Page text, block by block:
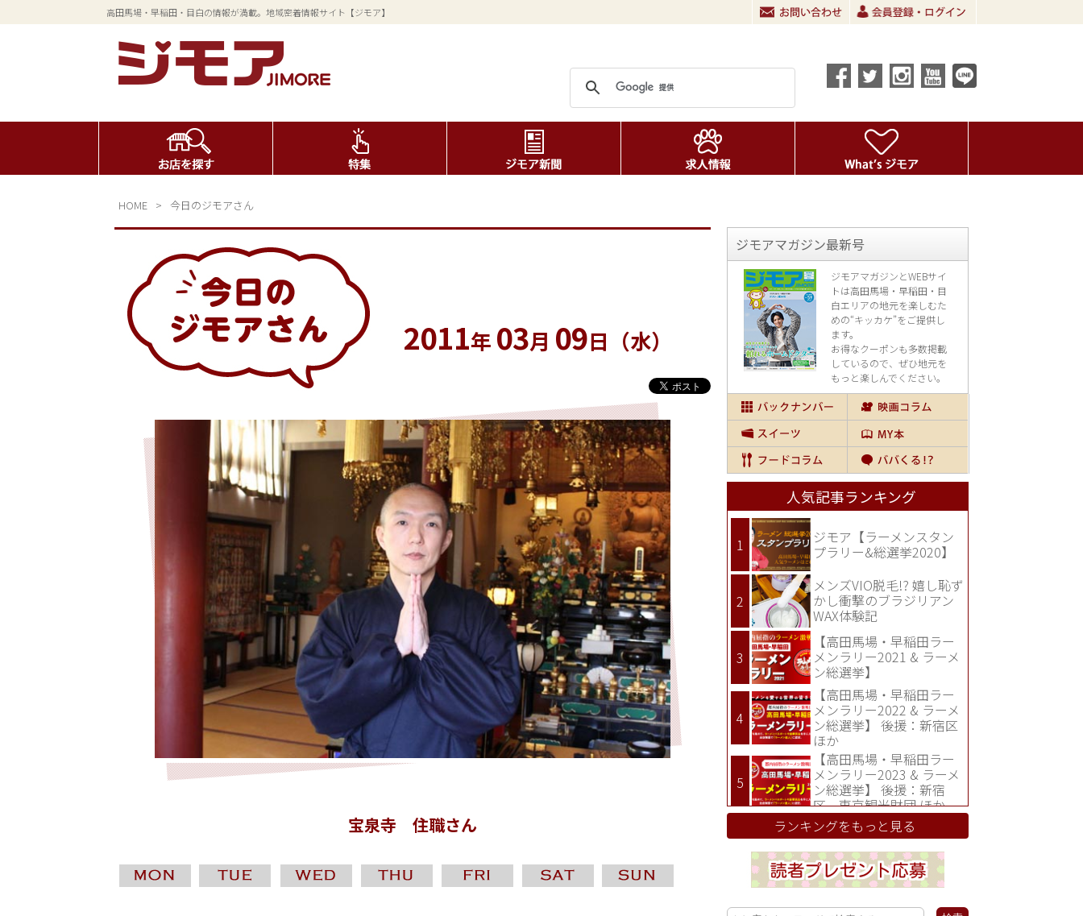
高田馬場・早稲田・目白の情報が満載。地域密着情報サイト【ジモア】
HOME > 今日のジモアさん
2011年 03月 09日（水）
宝泉寺 住職さん
ジモアマガジン最新号
ジモアマガジンとWEBサイ
トは高田馬場・早稲田・目
白エリアの地元を楽しむた
めの“キッカケ”をご提供し
ます。
お得なクーポンも多数掲載
しているので、 ぜひ地元を
もっと楽しんでください。
人気記事ランキング
ジモア【ラーメンスタン
プラリー&総選挙2020】
メンズVIO脱毛!? 嬉し恥ず
かし衝撃のブラジリアン
WAX体験記
【高田馬場・早稲田ラー
メンラリー2021 & ラーメ
ン総選挙】
【高田馬場・早稲田ラー
メンラリー2022 & ラーメ
ン総選挙】 後援：新宿区
ほか
【高田馬場・早稲田ラー
メンラリー2023 & ラーメ
ン総選挙】 後援：新宿
区、東京観光財団 ほか
ランキングをもっと見る